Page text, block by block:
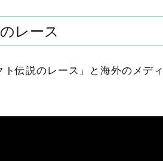
レース
ト伝説のレース」と海外のメデ